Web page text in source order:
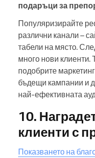
подаръци за
Популяризирайте
различни канали –
табели на място.
много нови клиенти.
подобрите
бъдещи кампании и
най-ефективната
10.
клиенти с
Показването на